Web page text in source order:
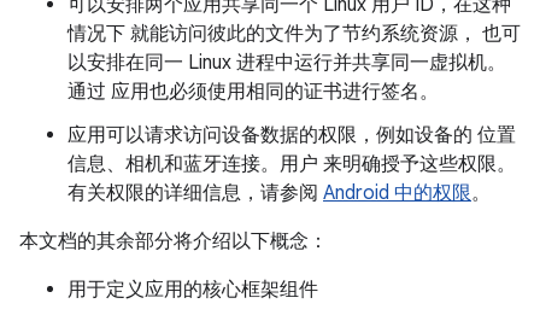
可以安排两个应用共享同一个 Linux 用户 ID，在这种
情况下 就能访问彼此的文件为了节约系统资源， 也可
以安排在同一 Linux 进程中运行并共享同一虚拟机。
通过 应用也必须使用相同的证书进行签名。
应用可以请求访问设备数据的权限，例如设备的 位置
信息、相机和蓝牙连接。用户 来明确授予这些权限。
有关权限的详细信息，请参阅 Android 中的权限。
本文档的其余部分将介绍以下概念：
用于定义应用的核心框架组件